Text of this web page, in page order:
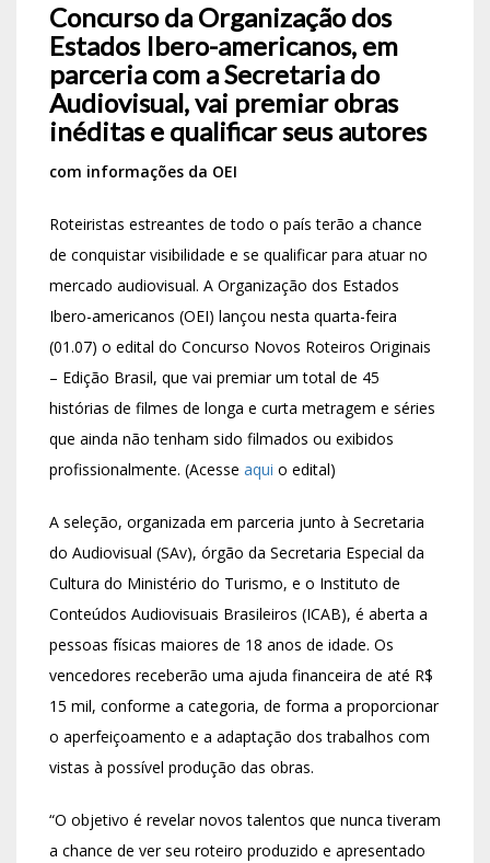
Concurso da Organização dos
Estados Ibero-americanos, em
parceria com a Secretaria do
Audiovisual, vai premiar obras
inéditas e qualificar seus autores
com informações da OEI
Roteiristas estreantes de todo o país terão a chance
de conquistar visibilidade e se qualificar para atuar no
mercado audiovisual. A Organização dos Estados
Ibero-americanos (OEI) lançou nesta quarta-feira
(01.07) o edital do Concurso Novos Roteiros Originais
– Edição Brasil, que vai premiar um total de 45
histórias de filmes de longa e curta metragem e séries
que ainda não tenham sido filmados ou exibidos
profissionalmente. (Acesse aqui o edital)
A seleção, organizada em parceria junto à Secretaria
do Audiovisual (SAv), órgão da Secretaria Especial da
Cultura do Ministério do Turismo, e o Instituto de
Conteúdos Audiovisuais Brasileiros (ICAB), é aberta a
pessoas físicas maiores de 18 anos de idade. Os
vencedores receberão uma ajuda financeira de até R$
15 mil, conforme a categoria, de forma a proporcionar
o aperfeiçoamento e a adaptação dos trabalhos com
vistas à possível produção das obras.
“O objetivo é revelar novos talentos que nunca tiveram
a chance de ver seu roteiro produzido e apresentado